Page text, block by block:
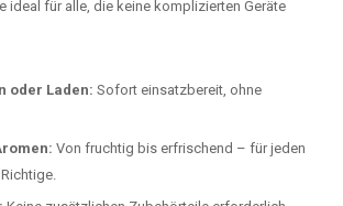
ideal für alle, die keine komplizierten Geräte
oder Laden: Sofort einsatzbereit, ohne
Von fruchtig bis erfrischend – für jeden